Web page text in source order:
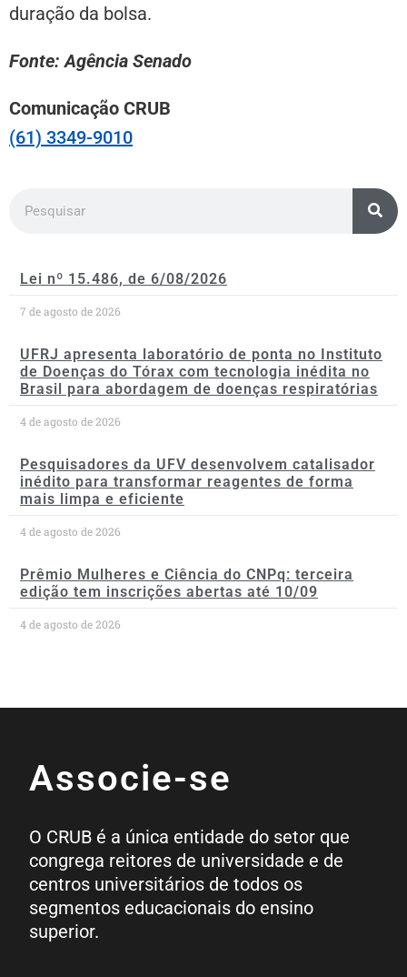
duração da bolsa.
Fonte: Agência Senado
Comunicação CRUB
(61) 3349-9010
Lei nº 15.486, de 6/08/2026
7 de agosto de 2026
UFRJ apresenta laboratório de ponta no Instituto
de Doenças do Tórax com tecnologia inédita no
Brasil para abordagem de doenças respiratórias
4 de agosto de 2026
Pesquisadores da UFV desenvolvem catalisador
inédito para transformar reagentes de forma
mais limpa e eficiente
4 de agosto de 2026
Prêmio Mulheres e Ciência do CNPq: terceira
edição tem inscrições abertas até 10/09
4 de agosto de 2026
Associe-se
O CRUB é a única entidade do setor que
congrega reitores de universidade e de
centros universitários de todos os
segmentos educacionais do ensino
superior.